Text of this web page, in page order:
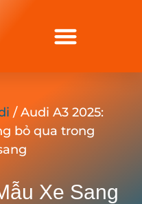
/ Audi A3 2025:
bỏ qua trong
Xe Sang